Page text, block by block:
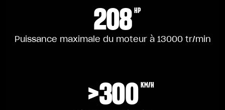
208 HP
Puissance maximale du moteur à 13000 tr/min
>300 KM/H